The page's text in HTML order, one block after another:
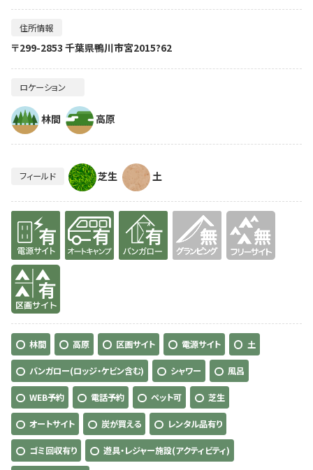
住所情報
〒299-2853 千葉県鴨川市宮2015?62
ロケーション
林間 高原
フィールド 芝生 土
有り 有り 有り
有り
林間 高原 区画サイト 電源サイト 土
バンガロー(ロッジ・ケビン含む) シャワー 風呂
WEB予約 電話予約 ペット可 芝生
オートサイト 炭が買える レンタル品有り
ゴミ回収有り 遊具・レジャー施設(アクティビティ)